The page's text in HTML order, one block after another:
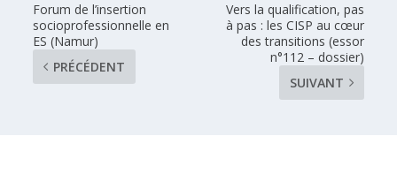
Forum de l’insertion
socioprofessionnelle en
ES (Namur)
PRÉCÉDENT
Vers la qualification, pas
à pas : les CISP au cœur
des transitions (essor
n°112 – dossier)
SUIVANT